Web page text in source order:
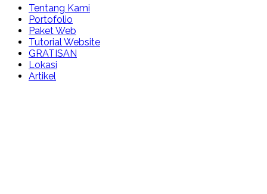
Tentang Kami
Portofolio
Paket Web
Tutorial Website
GRATISAN
Lokasi
Artikel